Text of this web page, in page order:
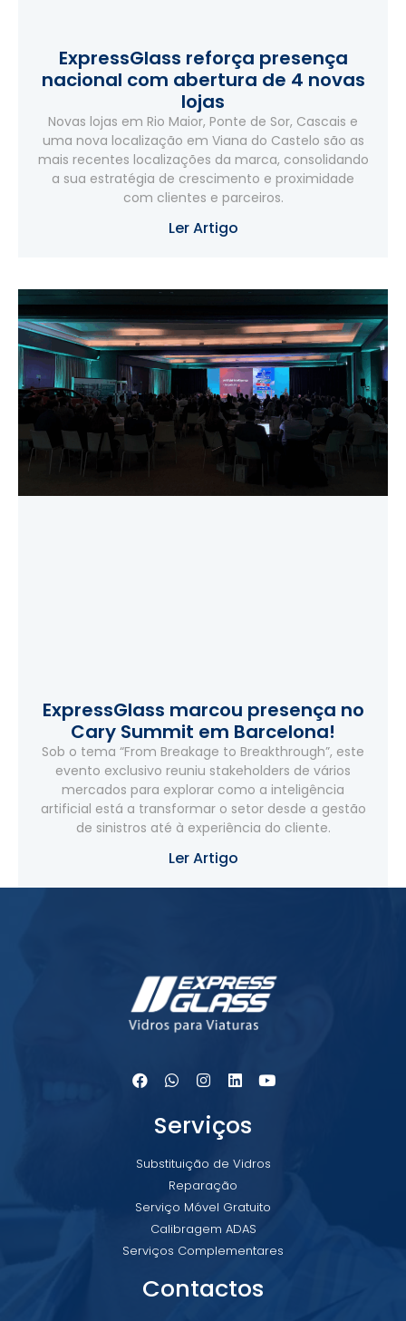
ExpressGlass reforça presença
nacional com abertura de 4 novas
lojas
Novas lojas em Rio Maior, Ponte de Sor, Cascais e
uma nova localização em Viana do Castelo são as
mais recentes localizações da marca, consolidando
a sua estratégia de crescimento e proximidade
com clientes e parceiros.
Ler Artigo
ExpressGlass marcou presença no
Cary Summit em Barcelona!
Sob o tema “From Breakage to Breakthrough”, este
evento exclusivo reuniu stakeholders de vários
mercados para explorar como a inteligência
artificial está a transformar o setor desde a gestão
de sinistros até à experiência do cliente.
Ler Artigo
Serviços
Substituição de Vidros
Reparação
Serviço Móvel Gratuito
Calibragem ADAS
Serviços Complementares
Contactos